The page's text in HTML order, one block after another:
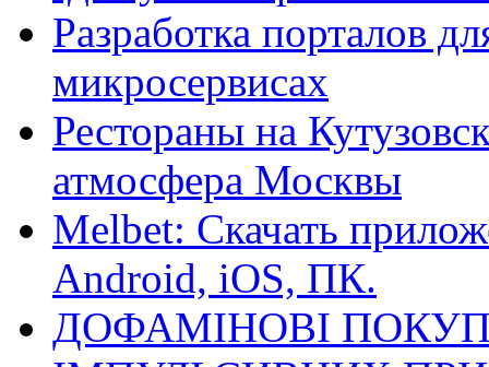
Разработка порталов
микросервисах
Рестораны на
атмосфера Москвы
Melbet: Скачать
Android, iOS, ПК.
ДОФАМІНОВІ